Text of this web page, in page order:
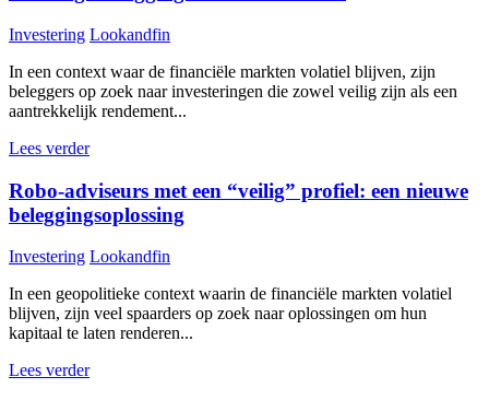
Investering Lookandfin
In een context waar de financiële markten volatiel blijven, zijn
beleggers op zoek naar investeringen die zowel veilig zijn als een
aantrekkelijk rendement...
Lees verder
Robo-adviseurs met een “veilig” profiel: een nieuwe
beleggingsoplossing
Investering Lookandfin
In een geopolitieke context waarin de financiële markten volatiel
blijven, zijn veel spaarders op zoek naar oplossingen om hun
kapitaal te laten renderen...
Lees verder